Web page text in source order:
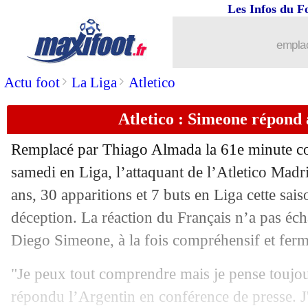
Actu foot> La Liga> Atletico
Les Infos du
Atletico : Simeone répond
Remplacé par Thiago Almada la 61e minute
samedi en Liga, l’attaquant de l’Atletico
ans, 30 apparitions et 7 buts en Liga cette
déception. La réaction du Français n’a pas
Diego Simeone, à la fois compréhensif et
"Je peux tout comprendre mais je pense
répondu l’Argentin en conférence de presse.
: les regrets de Dina-Ebimbe
10/05 OM: De Lange, un avenir relancé ?
: toujours pas de C1, Gavi
10/05 Athletic: alerte pour Nico Williams
10/05 Lorient: Cahuzac a dit non
10/05 Ang. : Aston Villa n'avance plus...
10/05 OM: Aubameyang, Di Meco déplore
10/05 Barça : la mise au point de Raphinha